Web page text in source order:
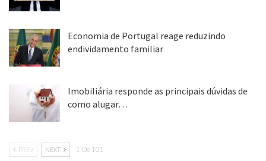
Economia de Portugal reage reduzindo
endividamento familiar
Imobiliária responde as principais dúvidas de
como alugar…
PREV NEXT 1 De 101